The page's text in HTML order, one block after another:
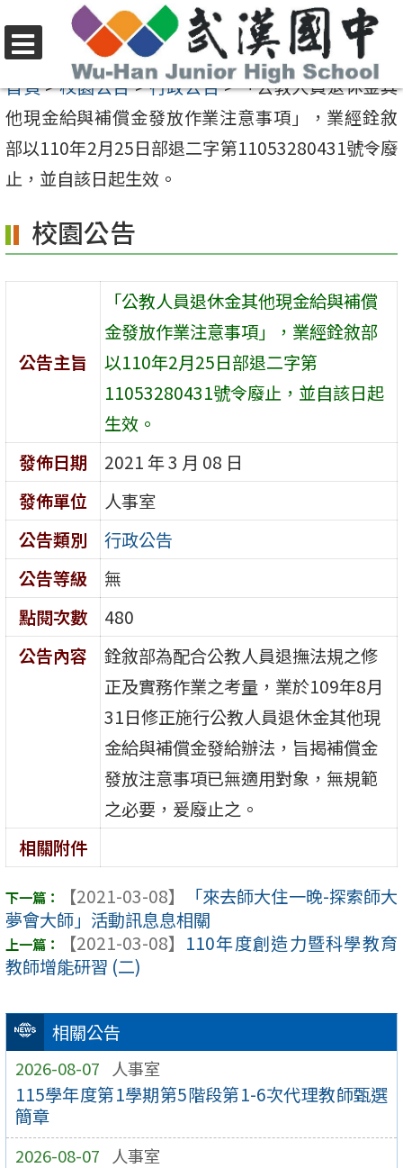
至
要
內
容
選
單
首頁>校園公告>行政公告>「公教人員退休金其
他現金給與補償金發放作業注意事項」，業經銓敘
部以110年2月25日部退二字第11053280431號令廢
止，並自該日起生效。
相關公告
2026-08-07 人事室
115學年度第1學期第5階段第1-6次代理教師甄選
簡章
2026-08-07 人事室
校園公告
公告主旨
「公教人員退休金其他現金給與補償
金發放作業注意事項」，業經銓敘部
以110年2月25日部退二字第
11053280431號令廢止，並自該日起
生效。
發佈日期
2021 年 3 月 08 日
發佈單位
人事室
公告類別
行政公告
公告等級
無
點閱次數
480
公告內容
銓敘部為配合公教人員退撫法規之修
正及實務作業之考量，業於109年8月
31日修正施行公教人員退休金其他現
金給與補償金發給辦法，旨揭補償金
發放注意事項已無適用對象，無規範
之必要，爰廢止之。
相關附件
【2021-03-08】
「來去師大住一晚-探索師大
夢會大師」活動訊息息相關
【2021-03-08】 110年度創造力暨科學教育
教師增能研習 (二)